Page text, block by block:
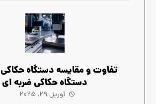
تفاوت و مقایسه دستگاه حکاکی
دستگاه حکاکی ضربه ای
آوریل ۲۹, ۲۰۲۵